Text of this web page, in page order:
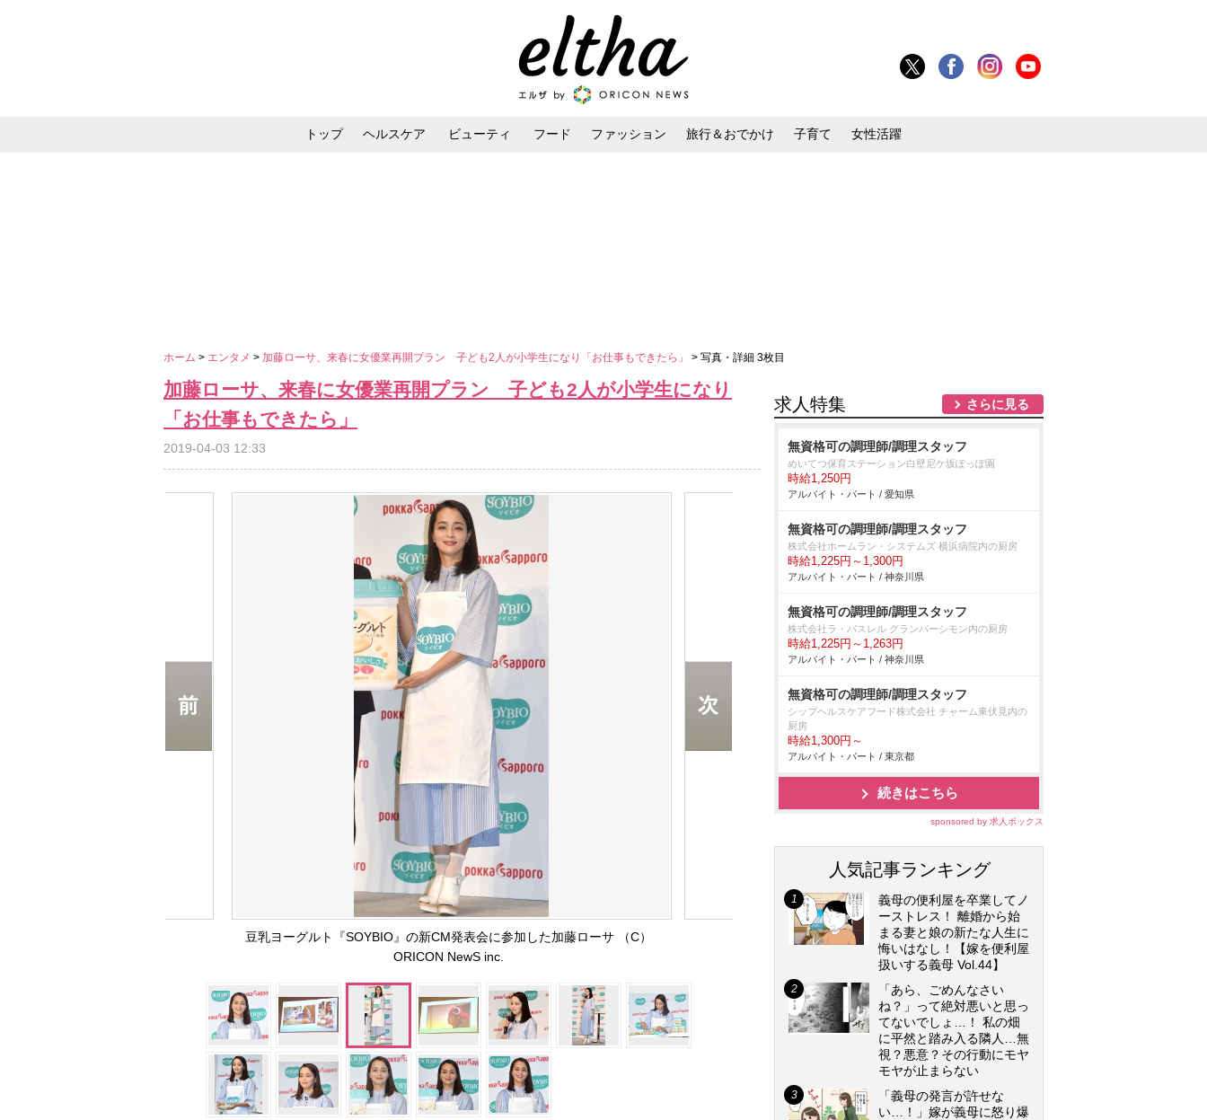
トップ ヘルスケア ビューティ フード ファッション 旅行＆おでかけ 子育て 女性活躍
ホーム > エンタメ > 加藤ローサ、来春に女優業再開プラン 子ども2人が小学生になり「お仕事もできたら」 > 写真・詳細 3枚目
加藤ローサ、来春に女優業再開プラン 子ども2人が小学生になり
「お仕事もできたら」
2019-04-03 12:33
豆乳ヨーグルト『SOYBIO』の新CM発表会に参加した加藤ローサ （C）
ORICON NewS inc.
求人特集 さらに見る
無資格可の調理師/調理スタッフ
めいてつ保育ステーション白壁尼ケ坂ぽっぽ園
時給1,250円
アルバイト・パート / 愛知県
無資格可の調理師/調理スタッフ
株式会社ホームラン・システムズ 横浜病院内の厨房
時給1,225円～1,300円
アルバイト・パート / 神奈川県
無資格可の調理師/調理スタッフ
株式会社ラ・パスレル グランパーシモン内の厨房
時給1,225円～1,263円
アルバイト・パート / 神奈川県
無資格可の調理師/調理スタッフ
シップヘルスケアフード株式会社 チャーム東伏見内の
厨房
時給1,300円～
アルバイト・パート / 東京都
続きはこちら
sponsored by 求人ボックス
人気記事ランキング
義母の便利屋を卒業してノ
ーストレス！ 離婚から始
まる妻と娘の新たな人生に
悔いはなし！【嫁を便利屋
扱いする義母 Vol.44】
「あら、ごめんなさい
ね？」って絶対悪いと思っ
てないでしょ…！ 私の畑
に平然と踏み入る隣人…無
視？悪意？その行動にモヤ
モヤが止まらない
「義母の発言が許せな
い…！」嫁が義母に怒り爆